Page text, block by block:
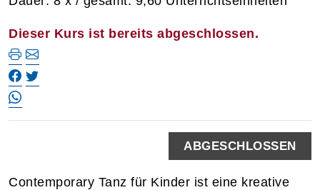
Dieser Kurs ist bereits abgeschlossen.
ABGESCHLOSSEN
Contemporary Tanz für Kinder ist eine kreative